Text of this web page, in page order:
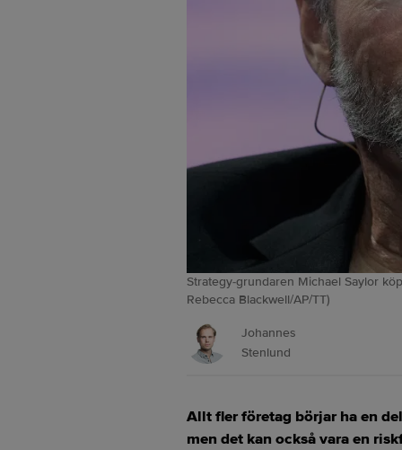
Strategy-grundaren Michael Saylor
Rebecca Blackwell/AP/TT)
Johannes
Stenlund
Allt fler företag börjar ha en
men det kan också vara en